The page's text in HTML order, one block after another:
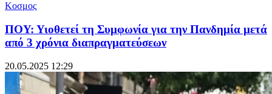
Κοσμος
ΠΟΥ: Υιοθετεί τη Συμφωνία για την Πανδημία μετά
από 3 χρόνια διαπραγματεύσεων
20.05.2025 12:29